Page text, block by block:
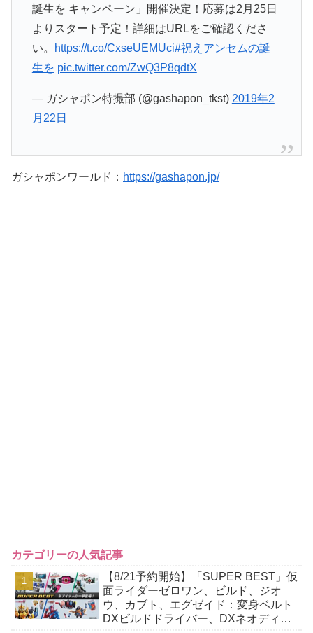
誕生を キャンペーン」開催決定！応募は2月25日
よりスタート予定！詳細はURLをご確認くださ
い。
https://t.co/CxseUEMUci#祝えアンセムの誕
生を pic.twitter.com/ZwQ3P8qdtX
— ガシャポン特撮部 (@gashapon_tkst) 2019年2
月22日
ガシャポンワールド： https://gashapon.jp/
カテゴリーの人気記事
【8/21予約開始】「SUPER BEST」仮
面ライダーゼロワン、ビルド、ジオ
ウ、カブト、エグゼイド：変身ベルト
DXビルドドライバー、DXネオディケ